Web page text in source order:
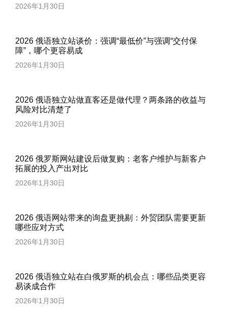
2026年1月30日
2026 俄语独立站谈价：强调“最低价”与强调“交付保
障”，哪个更容易成
2026年1月30日
2026 俄语独立站做直客还是做代理？两条路的收益与
风险对比清楚了
2026年1月30日
2026 俄罗斯网站建设后做复购：老客户维护与新客户
拓展的投入产出对比
2026年1月30日
2026 俄语网站带来的询盘更挑剔：外贸团队需要更新
哪些应对方式
2026年1月30日
2026 俄语独立站在白俄罗斯的机会点：哪些品类更容
易谈成合作
2026年1月30日